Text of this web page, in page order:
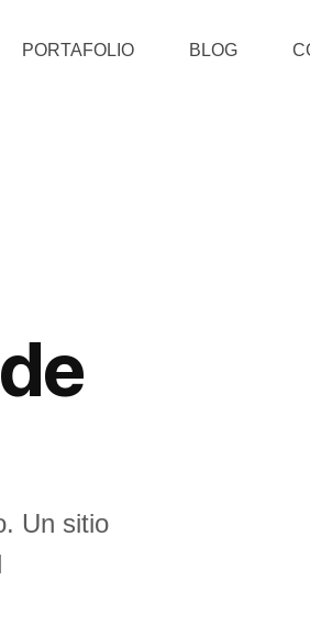
PORTAFOLIO BLOG
Un sitio